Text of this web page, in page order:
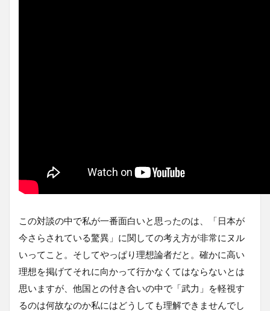
この対談の中で私が一番面白いと思ったのは、「日本が
今さらされている驚異」に関しての考え方が非常にヌル
いってこと。そしてやっぱり理想論者だと。確かに高い
理想を掲げてそれに向かって行かなくてはならないとは
思いますが、他国との付き合いの中で「武力」を軽視す
るのは何故なのか私にはどうしても理解できませんでし